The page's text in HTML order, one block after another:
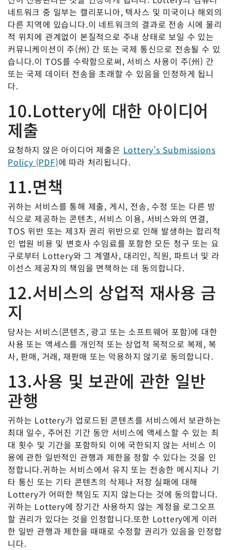
네트워크 중 일부는 캘리포니아, 텍사스 및 미국이나 해외의
다른 지역에 있습니다.이 네트워크의 결과로 전송 시에 물리
적 위치에 관계없이 본질적으로 주내 상태로 보일 수 있는
커뮤니케이션이 주(州) 간 또는 국제 통신으로 전송될 수 있
습니다.이 TOS를 수락함으로써, 서비스 사용이 주(州) 간
또는 국제 데이터 전송을 초래할 수 있음을 인정하게 됩니
다.
10.Lottery에 대한 아이디어
제출
요청하지 않은 아이디어 제출은 Lottery’s Submissions
Policy (PDF)에 따라 처리됩니다.
11.면책
귀하는 서비스를 통해 제출, 게시, 전송, 수정 또는 다른 방
식으로 제공하는 콘텐츠, 서비스 이용, 서비스와의 연결,
TOS 위반 또는 제3자 권리 위반으로 인해 발생하는 합리적
인 법원 비용 및 변호사 수임료를 포함한 모든 청구 또는 요
구로부터 Lottery와 그 계열사, 대리인, 직원, 파트너 및 라
이선스 제공자의 책임을 면책하는 데 동의합니다.
12.서비스의 상업적 재사용 금
지
당사는 서비스(콘텐츠, 광고 또는 소프트웨어 포함)에 대한
사용 또는 액세스를 개인적 또는 상업적 목적으로 복제, 복
사, 판매, 거래, 재판매 또는 악용하지 않기로 동의합니다.
13.사용 및 보관에 관한 일반
관행
귀하는 Lottery가 업로드된 콘텐츠를 서비스에서 보관하는
최대 일수, 주어진 기간 동안 서비스에 액세스할 수 있는 최
대 횟수 및 기간을 포함하되 이에 국한되지 않는 서비스 이
용에 관한 일반적인 관행과 제한을 정할 수 있다는 것을 인
정합니다.귀하는 서비스에서 유지 또는 전송한 메시지나 기
타 통신 또는 기타 콘텐츠의 삭제나 저장 실패에 대해
Lottery가 어떠한 책임도 지지 않는다는 것에 동의합니다.
귀하는 Lottery에 장기간 사용하지 않는 계정을 로그오프
할 권리가 있다는 것을 인정합니다.또한 Lottery에게 이러
한 일반 관행과 제한을 때때로 수정할 권리가 있음을 인정합
니다.